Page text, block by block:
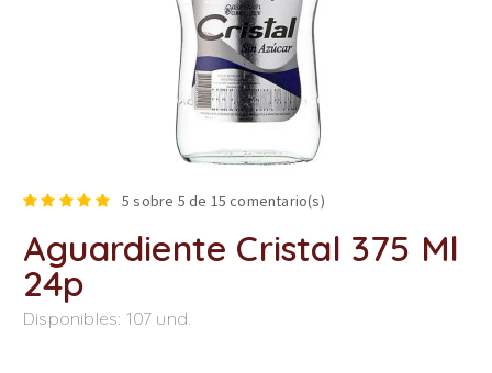
5 sobre 5 de 15 comentario(s)
Aguardiente Cristal 375 Ml
24p
Disponibles: 107 und.